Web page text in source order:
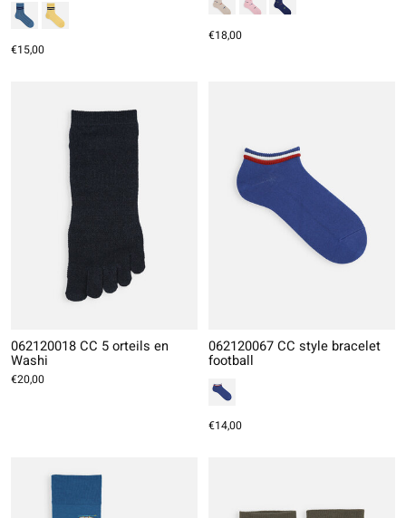
€15,00
€18,00
062120018 CC 5 orteils en
Washi
€20,00
062120067 CC style bracelet
football
€14,00